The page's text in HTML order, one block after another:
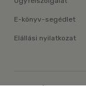
E-könyv-segédlet
Elállási nyilatkozat